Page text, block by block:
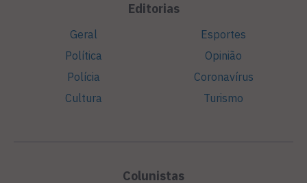
Editorias
Geral
Política
Polícia
Cultura
Esportes
Opinião
Coronavírus
Turismo
Colunistas